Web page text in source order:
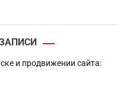
и продвижении сайта: